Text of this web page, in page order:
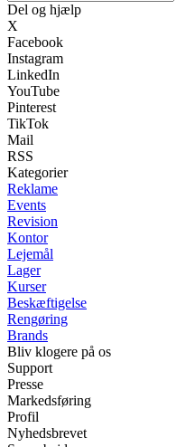
Del og hjælp
X
Facebook
Instagram
LinkedIn
YouTube
Pinterest
TikTok
Mail
RSS
Kategorier
Reklame
Events
Revision
Kontor
Lejemål
Lager
Kurser
Beskæftigelse
Rengøring
Brands
Bliv klogere på os
Support
Presse
Markedsføring
Profil
Nyhedsbrevet